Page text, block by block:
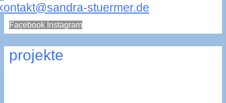
stuermer.de
Facebook Instagram
projekte